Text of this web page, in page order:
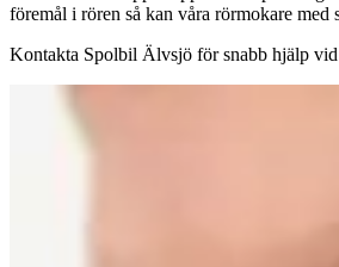
föremål i rören så kan våra rörmokare med
Kontakta Spolbil Älvsjö för snabb hjälp